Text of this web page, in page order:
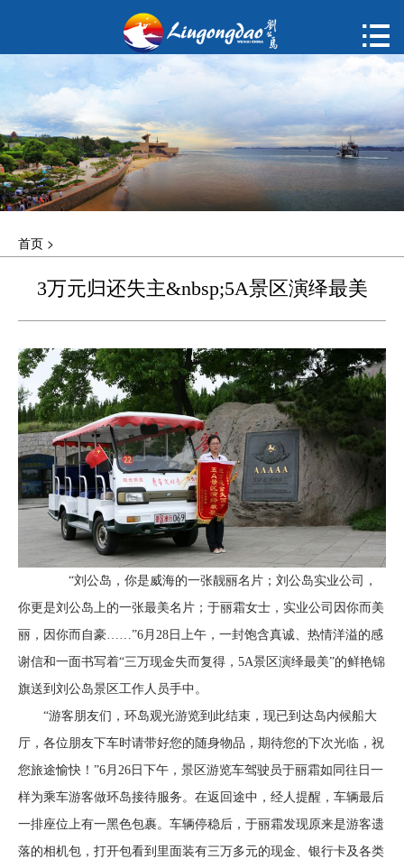
概况
动态
指南
建议
한국어

首页 >
3万元归还失主&nbsp;5A景区演绎最美
“刘公岛，你是威海的一张靓丽名片；刘公岛实业公司，
你更是刘公岛上的一张最美名片；于丽霜女士，实业公司因你而美
丽，因你而自豪……”6月28日上午，一封饱含真诚、热情洋溢的感
谢信和一面书写着“三万现金失而复得，5A景区演绎最美”的鲜艳锦
旗送到刘公岛景区工作人员手中。
“游客朋友们，环岛观光游览到此结束，现已到达岛内候船大
厅，各位朋友下车时请带好您的随身物品，期待您的下次光临，祝
您旅途愉快！”6月26日下午，景区游览车驾驶员于丽霜如同往日一
样为乘车游客做环岛接待服务。在返回途中，经人提醒，车辆最后
一排座位上有一黑色包裹。车辆停稳后，于丽霜发现原来是游客遗
落的相机包，打开包看到里面装有三万多元的现金、银行卡及各类